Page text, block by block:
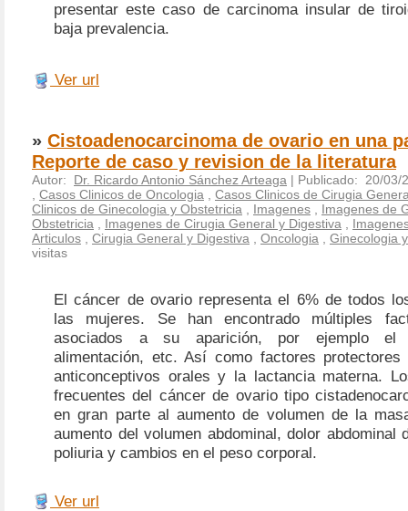
presentar este caso de carcinoma insular de
baja prevalencia.
Ver url
» Cistoadenocarcinoma de ovario en una
Reporte de caso y revision de la literatura
Autor: Dr. Ricardo Antonio Sánchez Arteaga | Publicado: 20/03/
Casos Clinicos de Oncologia
Casos Clinicos de Cirugia
Clinicos de Ginecologia y Obstetricia
Imagenes
Imagenes de
Obstetricia
Imagenes de Cirugia General y Digestiva
Articulos
Cirugia General y Digestiva Oncologia
Ginecologia
visitas
El cáncer de ovario representa el 6% de todos
las mujeres. Se han encontrado múltiples
asociados a su aparición, por ejemplo el
alimentación, etc. Así como factores
anticonceptivos orales y la lactancia materna.
frecuentes del cáncer de ovario tipo
en gran parte al aumento de volumen de la
aumento del volumen abdominal, dolor abdominal
poliuria y cambios en el peso corporal.
Ver url